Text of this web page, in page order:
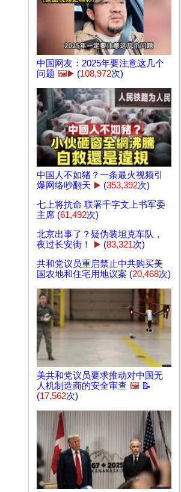
中国网友：2025年要注意这几个
问题 🖼️▶️ (108,972次)
中国人不如猪？一条最火视频引
爆网络吵翻天 ▶️ (353,392次)
七上将抗命 联署千字文上书军委
主席 (61,492次)
北京出事了？疑伪装坦克车队，
夜过长安街！
▶️ (83,321次)
共和党议员重启禁止中共购买美
国农地和住宅用地议案 (20,468次)
美共和党议员要求推动对中国无
人机制造商的安全审查 🖼️ 📝
(17,562次)